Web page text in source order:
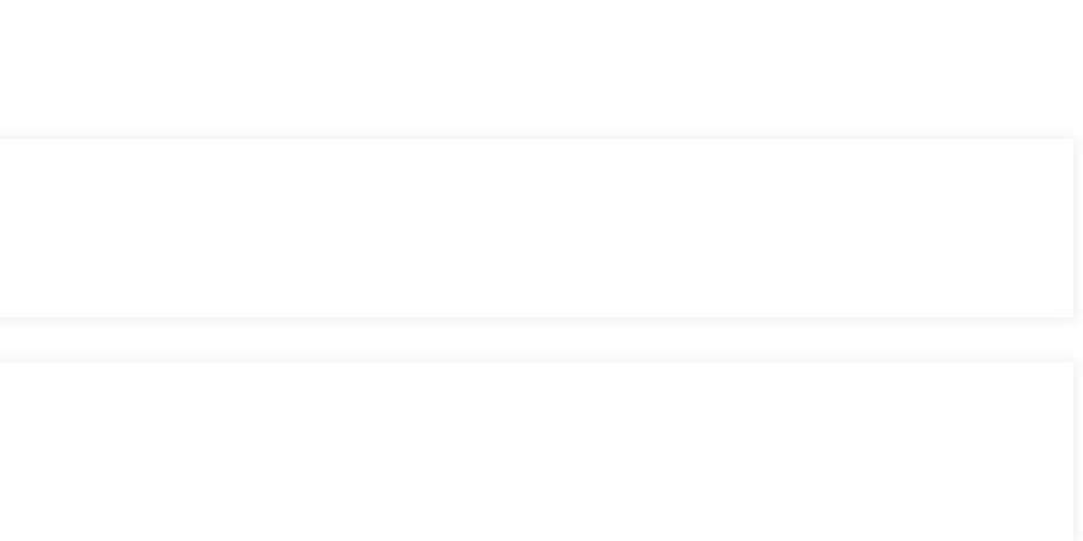
sans complications.
du marché.
des plateformes et des dApps.